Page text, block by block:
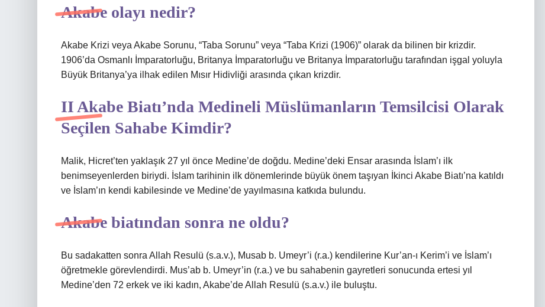
Akabe olayı nedir?
Akabe Krizi veya Akabe Sorunu, “Taba Sorunu” veya “Taba Krizi (1906)” olarak da bilinen bir krizdir.
1906’da Osmanlı İmparatorluğu, Britanya İmparatorluğu ve Britanya İmparatorluğu tarafından işgal yoluyla
Büyük Britanya’ya ilhak edilen Mısır Hidivliği arasında çıkan krizdir.
II Akabe Biatı’nda Medineli Müslümanların Temsilcisi Olarak
Seçilen Sahabe Kimdir?
Malik, Hicret’ten yaklaşık 27 yıl önce Medine’de doğdu. Medine’deki Ensar arasında İslam’ı ilk
benimseyenlerden biriydi. İslam tarihinin ilk dönemlerinde büyük önem taşıyan İkinci Akabe Biatı’na katıldı
ve İslam’ın kendi kabilesinde ve Medine’de yayılmasına katkıda bulundu.
Akabe biatından sonra ne oldu?
Bu sadakatten sonra Allah Resulü (s.a.v.), Musab b. Umeyr’i (r.a.) kendilerine Kur’an-ı Kerim’i ve İslam’ı
öğretmekle görevlendirdi. Mus’ab b. Umeyr’in (r.a.) ve bu sahabenin gayretleri sonucunda ertesi yıl
Medine’den 72 erkek ve iki kadın, Akabe’de Allah Resulü (s.a.v.) ile buluştu.